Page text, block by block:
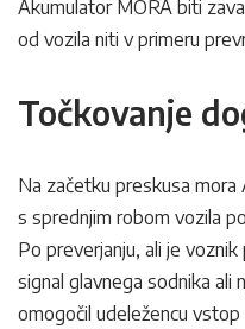
Akumulator MORA biti
od vozila niti v primeru
Točkovanje
Na začetku preskusa
s sprednjim robom vozila
Po preverjanju, ali je
signal glavnega sodnika ali
omogočil udeležencu